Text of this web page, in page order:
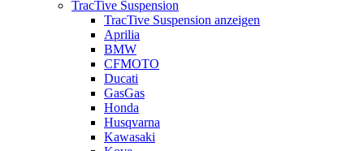
TracTive Suspension
TracTive Suspension anzeigen
Aprilia
BMW
CFMOTO
Ducati
GasGas
Honda
Husqvarna
Kawasaki